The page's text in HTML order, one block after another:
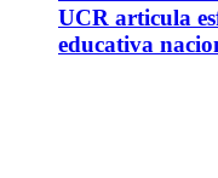
UCR articula
educativa